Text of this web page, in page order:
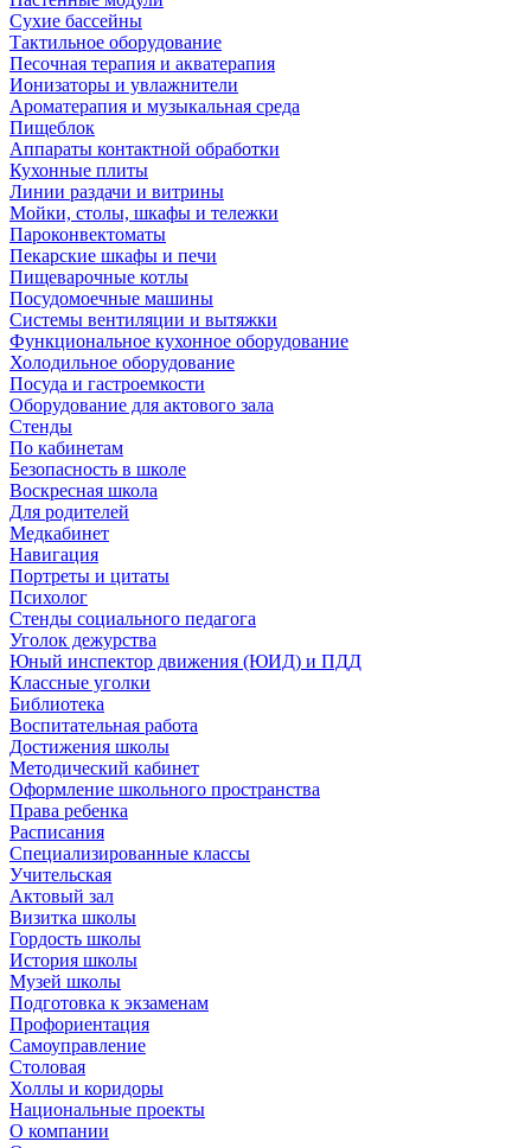
Сухие бассейны
Тактильное оборудование
Песочная терапия и акватерапия
Ионизаторы и увлажнители
Ароматерапия и музыкальная среда
Пищеблок
Аппараты контактной обработки
Кухонные плиты
Линии раздачи и витрины
Мойки, столы, шкафы и тележки
Пароконвектоматы
Пекарские шкафы и печи
Пищеварочные котлы
Посудомоечные машины
Системы вентиляции и вытяжки
Функциональное кухонное оборудование
Холодильное оборудование
Посуда и гастроемкости
Оборудование для актового зала
Стенды
По кабинетам
Безопасность в школе
Воскресная школа
Для родителей
Медкабинет
Навигация
Портреты и цитаты
Психолог
Стенды социального педагога
Уголок дежурства
Юный инспектор движения (ЮИД) и ПДД
Классные уголки
Библиотека
Воспитательная работа
Достижения школы
Методический кабинет
Оформление школьного пространства
Права ребенка
Расписания
Специализированные классы
Учительская
Актовый зал
Визитка школы
Гордость школы
История школы
Музей школы
Подготовка к экзаменам
Профориентация
Самоуправление
Столовая
Холлы и коридоры
Национальные проекты
О компании